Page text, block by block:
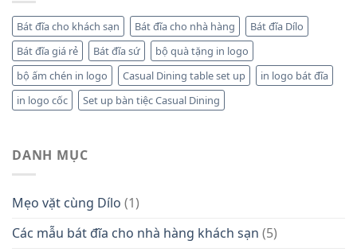
Bát đĩa cho khách sạn Bát đĩa cho nhà hàng
Bát đĩa Dílo
Bát đĩa giá rẻ
Bát đĩa sứ
bộ quà tặng in logo
bộ ấm chén in logo
Casual Dining table set up
in logo bát đĩa
in logo cốc
Set up bàn tiệc Casual Dining
DANH MỤC
Mẹo vặt cùng Dílo (1)
Các mẫu bát đĩa cho nhà hàng khách sạn (5)